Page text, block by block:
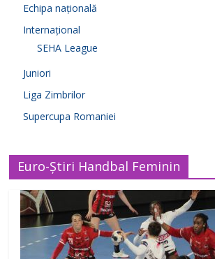
Echipa națională
Internațional
SEHA League
Juniori
Liga Zimbrilor
Supercupa Romaniei
Euro-Știri Handbal Feminin